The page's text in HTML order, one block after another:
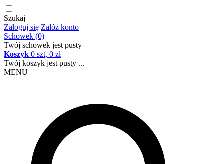
Szukaj
Zaloguj się Załóż konto
Schowek (0)
Twój schowek jest pusty
Koszyk 0 szt, 0 zł
Twój koszyk jest pusty ...
MENU